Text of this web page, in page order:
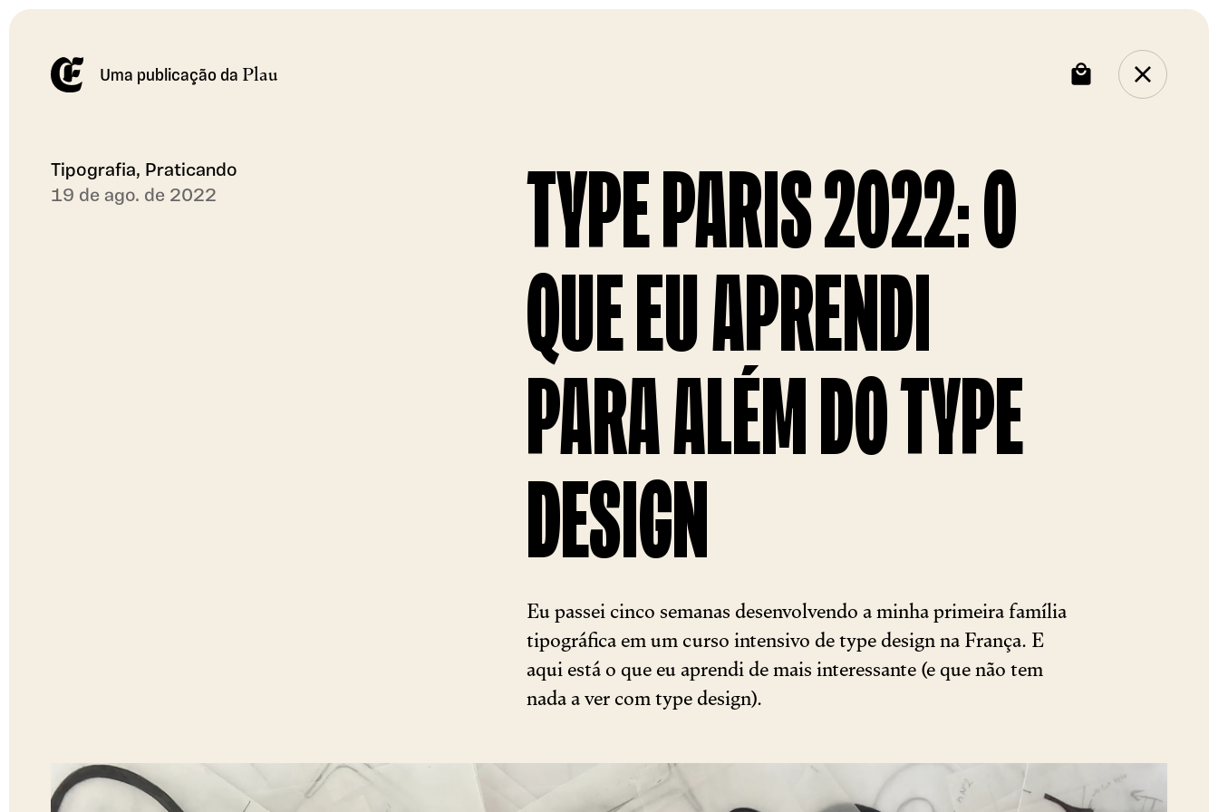
Uma publicação da Plau
Tipografia, Praticando
19 de ago. de 2022
TYPE PARIS 2022: O
QUE EU APRENDI
PARA ALÉM DO TYPE
DESIGN
Eu passei cinco semanas desenvolvendo a minha primeira família
tipográfica em um curso intensivo de type design na França. E
aqui está o que eu aprendi de mais interessante (e que não tem
nada a ver com type design).